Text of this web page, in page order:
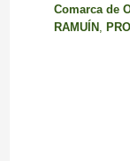
Comarca de
RAMUÍN ,